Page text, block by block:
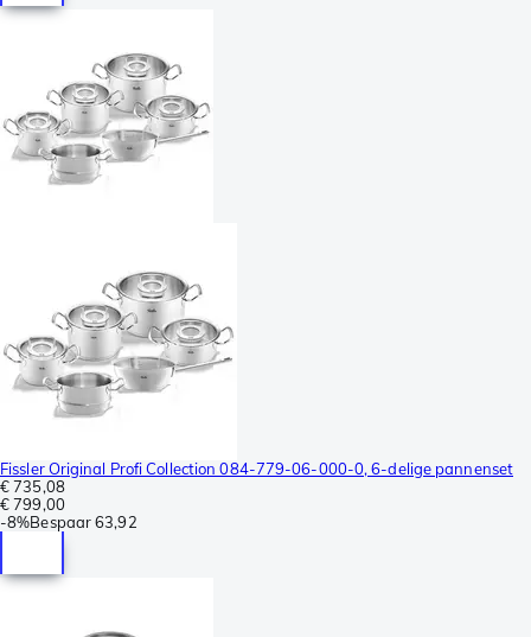
Fissler Original Profi Collection 084-779-06-000-0, 6-delige pannenset
€ 735,08
€ 799,00
-8%Bespaar63,92